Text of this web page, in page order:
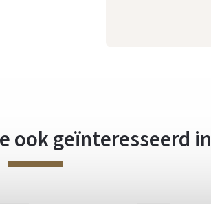
ook geïnteresseerd in